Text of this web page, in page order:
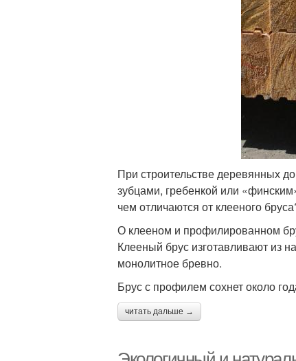
При строительстве деревянных
зубцами, гребенкой или
чем отличаются от клееного
О клееном и профилированном
Клееный брус изготавливают из
монолитное бревно.
Брус с профилем сохнет около
читать дальше →